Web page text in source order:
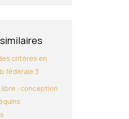
critères en
fédérale 3
: conception